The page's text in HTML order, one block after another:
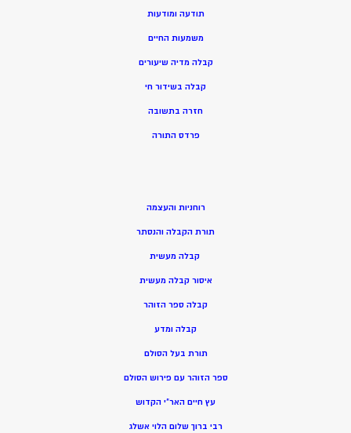
תודעה ומודעות
משמעות החיים
קבלה מדיה שיעורים
קבלה בשידור חי
חזרה בתשובה
פרדס התורה
רוחניות והעצמה
תורת הקבלה והנסתר
קבלה מעשית
איסור קבלה מעשית
קבלה ספר הזוהר
קבלה ומדע
תורת בעל הסולם
ספר הזוהר עם פירוש הסולם
עץ חיים האר”י הקדוש
רבי ברוך שלום הלוי אשלג